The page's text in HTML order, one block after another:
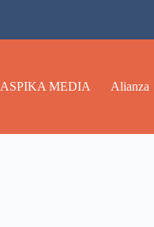
ASPIKA MEDIA Alianza